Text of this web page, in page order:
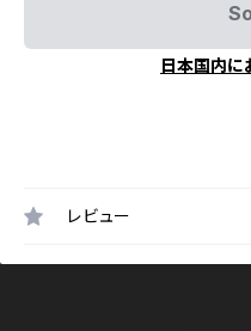
日本国内に
レビュー